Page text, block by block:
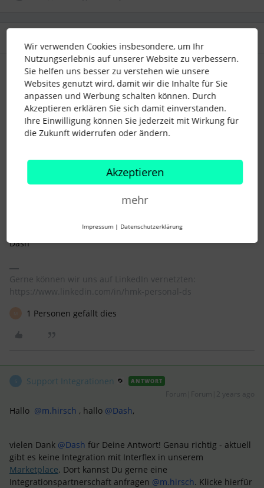
Dash Forum|Forum|2 years ago
Hallo@m.hirsch,
ich habe gerade mal den Marketplace durchsucht, dort gibt
es bisher keine Schnittstelle / Verknüpfung.
das Teil Enterprise-Paket/Core Pro nutzt oder dazu buchen
wollt:
Interflex Zeiterfassung | Personio Community: Teile Deine
Dash
Gerne können wir uns auf LinkedIn vernetzten:
https://www.linkedin.com/in/hmk-personal-ds
1 Personen gefällt dies
Support Integrationen ANTWORT
Hallo @m.hirsch , hallo @Dash,
vielen Dank @Dash für Deine Antwort! Genau richtig - aktuell
gibt es keine Integration mit Interflex in unserem
Marketplace. Dort kannst Du gerne eine
Integrationspartnerschaft anfragen @m.hirsch. Klicke hierfür
Wir verwenden Cookies insbesondere, um Ihr
Nutzungserlebnis auf unserer Website zu verbessern.
Sie helfen uns besser zu verstehen wie unsere
Websites genutzt wird, damit wir die Inhalte für Sie
anpassen und Werbung schalten können. Durch
Akzeptieren erklären Sie sich damit einverstanden.
Ihre Einwilligung können Sie jederzeit mit Wirkung für
die Zukunft widerrufen oder ändern.
Akzeptieren
mehr
Impressum | Datenschutzerklärung